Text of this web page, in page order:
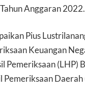
Anggaran 2022.
Pius
Keuangan
Pemeriksaan (LHP)
Pemeriksaan